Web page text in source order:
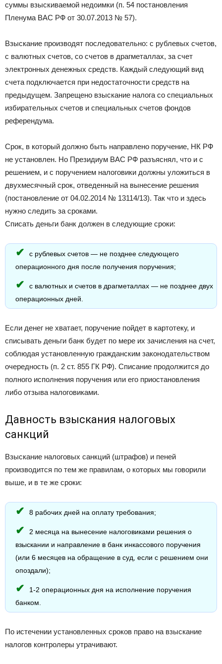
суммы взыскиваемой недоимки (п. 54 постановления
Пленума ВАС РФ от 30.07.2013 № 57).
Взыскание производят последовательно: с рублевых счетов,
с валютных счетов, со счетов в драгметаллах, за счет
электронных денежных средств. Каждый следующий вид
счета подключается при недостаточности средств на
предыдущем. Запрещено взыскание налога со специальных
избирательных счетов и специальных счетов фондов
референдума.
Срок, в который должно быть направлено поручение, НК РФ
не установлен. Но Президиум ВАС РФ разъяснял, что и с
решением, и с поручением налоговики должны уложиться в
двухмесячный срок, отведенный на вынесение решения
(постановление от 04.02.2014 № 13114/13). Так что и здесь
нужно следить за сроками.
Списать деньги банк должен в следующие сроки:
с рублевых счетов — не позднее следующего
операционного дня после получения поручения;
с валютных и счетов в драгметаллах — не позднее двух
операционных дней.
Если денег не хватает, поручение пойдет в картотеку, и
списывать деньги банк будет по мере их зачисления на счет,
соблюдая установленную гражданским законодательством
очередность (п. 2 ст. 855 ГК РФ). Списание продолжится до
полного исполнения поручения или его приостановления
либо отзыва налоговиками.
Давность взыскания налоговых
санкций
Взыскание налоговых санкций (штрафов) и пеней
производится по тем же правилам, о которых мы говорили
выше, и в те же сроки:
8 рабочих дней на оплату требования;
2 месяца на вынесение налоговиками решения о
взыскании и направление в банк инкассового поручения
(или 6 месяцев на обращение в суд, если с решением они
опоздали);
1-2 операционных дня на исполнение поручения
банком.
По истечении установленных сроков право на взыскание
налогов контролеры утрачивают.